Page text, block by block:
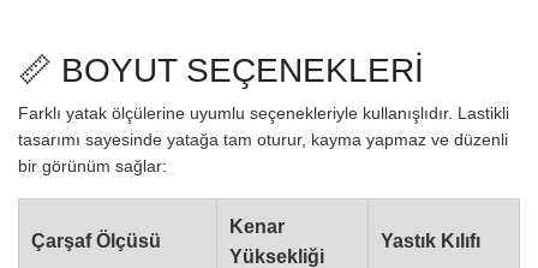
📏 BOYUT SEÇENEKLERİ
Farklı yatak ölçülerine uyumlu seçenekleriyle kullanışlıdır. Lastikli
tasarımı sayesinde yatağa tam oturur, kayma yapmaz ve düzenli
bir görünüm sağlar:
Çarşaf Ölçüsü
Kenar
Yüksekliği
Yastık Kılıfı